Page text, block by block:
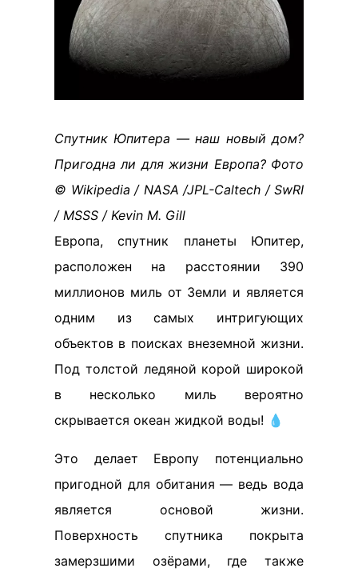
Спутник Юпитера — наш новый дом?
Пригодна ли для жизни Европа? Фото
© Wikipedia / NASA /JPL-Caltech / SwRI
/ MSSS / Kevin M. Gill
Европа, спутник планеты Юпитер,
расположен на расстоянии 390
миллионов миль от Земли и является
одним из самых интригующих
объектов в поисках внеземной жизни.
Под толстой ледяной корой широкой
в несколько миль вероятно
скрывается океан жидкой воды! 💧
Это делает Европу потенциально
пригодной для обитания — ведь вода
является основой жизни.
Поверхность спутника покрыта
замерзшими озёрами, где также